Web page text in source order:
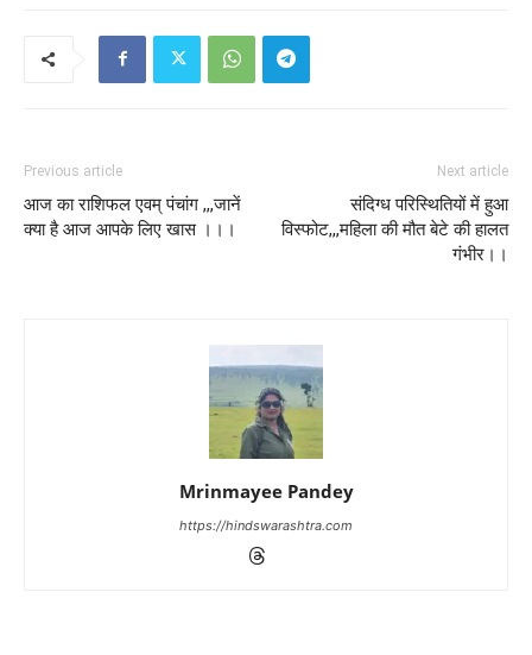
Previous article
आज का राशिफल एवम् पंचांग ,,,जानें
क्या है आज आपके लिए खास ।।।
Next article
संदिग्ध परिस्थितियों में हुआ
विस्फोट,,,महिला की मौत बेटे की हालत
गंभीर।।
Mrinmayee Pandey
https://hindswarashtra.com